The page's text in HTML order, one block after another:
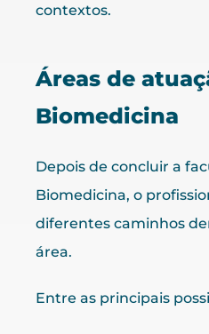
contextos.
Áreas de
Biomedicina
Depois de concluir a
Biomedicina, o
diferentes caminhos
área.
Entre as principais